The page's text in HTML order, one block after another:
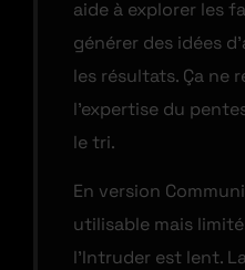
aide à explorer les
générer des idées
les résultats. Ça ne
l’expertise du
le tri.
En version
utilisable mais
l’Intruder est lent.